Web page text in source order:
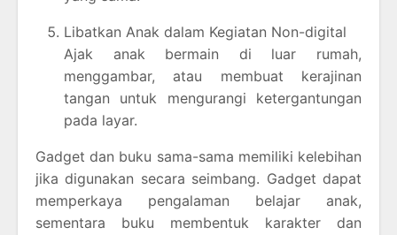
Libatkan Anak dalam Kegiatan Non-digital
Ajak anak bermain di luar rumah,
menggambar, atau membuat kerajinan
tangan untuk mengurangi ketergantungan
pada layar.
Gadget dan buku sama-sama memiliki kelebihan
jika digunakan secara seimbang. Gadget dapat
memperkaya pengalaman belajar anak,
sementara buku membentuk karakter dan